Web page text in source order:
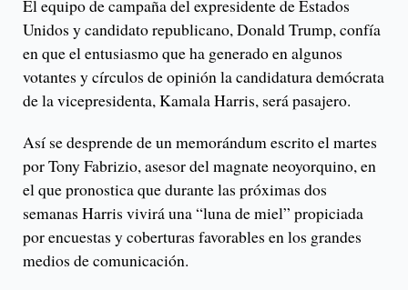
El equipo de campaña del expresidente de Estados
Unidos y candidato republicano, Donald Trump, confía
en que el entusiasmo que ha generado en algunos
votantes y círculos de opinión la candidatura demócrata
de la vicepresidenta, Kamala Harris, será pasajero.
Así se desprende de un memorándum escrito el martes
por Tony Fabrizio, asesor del magnate neoyorquino, en
el que pronostica que durante las próximas dos
semanas Harris vivirá una “luna de miel” propiciada
por encuestas y coberturas favorables en los grandes
medios de comunicación.